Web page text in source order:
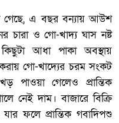
গেছে, এ বছর বন্যায় আউশ
চারা ও গো-খাদ্য ঘাস নষ্ট
আধা পাকা অবস্থায়
করায় গো-খাদ্যের চরম সংকট
পাওয়া গেলেও প্রান্তিক
নেই দাম। বাজারে বিক্রি
ফলে প্রান্তিক গবাদিপশু